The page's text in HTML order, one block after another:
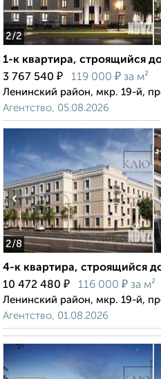
2/2
1-к квартира, строящийся
3 767 540 ₽ 119 000 ₽ за м²
Ленинский район, мкр. 19-й,
Агентство, 05.08.2026
2/8
‹
4-к квартира, строящийся
10 472 480 ₽ 116 000 ₽ за м²
Ленинский район, мкр. 19-й,
Агентство, 01.08.2026